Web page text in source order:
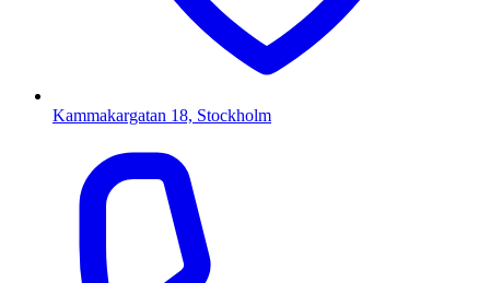
Kammakargatan 18, Stockholm